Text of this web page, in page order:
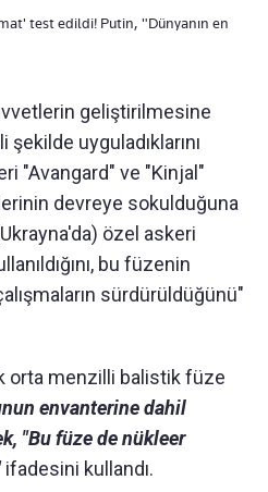
test edildi! Putin, "Dünyanın en
geliştirilmesine
uyguladıklarını
"Avangard" ve "Kinjal"
devreye sokulduğuna
özel askeri
bu füzenin
sürdürüldüğünü"
orta menzilli balistik füze
envanterine dahil
"Bu füze de nükleer
ifadesini kullandı.